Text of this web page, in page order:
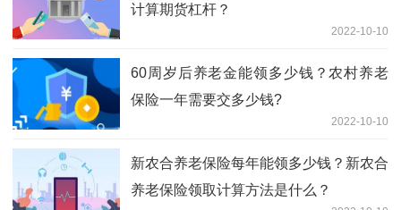
计算期货杠杆？
2022-10-10
60周岁后养老金能领多少钱？农村养老
保险一年需要交多少钱?
2022-10-10
新农合养老保险每年能领多少钱？新农合
养老保险领取计算方法是什么？